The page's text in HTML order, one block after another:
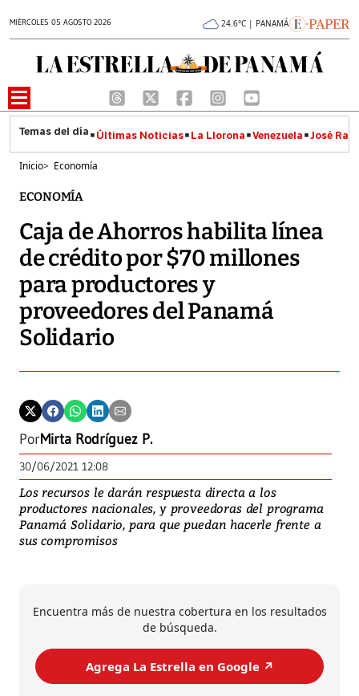
MIÉRCOLES 05 AGOSTO 2026 24.6°C | PANAMÁ
Últimas Noticias La Llorona Venezuela José
Inicio> Economía
ECONOMÍA
Caja de Ahorros habilita línea
de crédito por $70 millones
para productores y
proveedores del Panamá
Solidario
PorMirta Rodríguez P.
30/06/2021 12:08
Los recursos le darán respuesta directa a los
productores nacionales, y proveedoras del programa
Panamá Solidario, para que puedan hacerle frente a
sus compromisos
Encuentra más de nuestra cobertura en los resultados
de búsqueda.
Agrega La Estrella en Google ↗️